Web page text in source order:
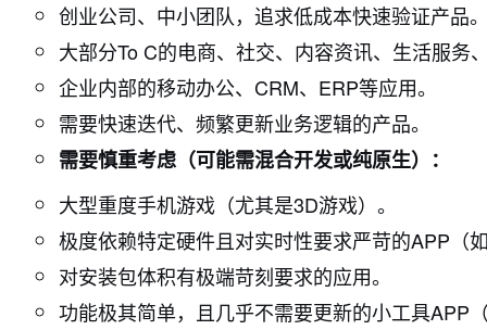
创业公司、中小团队，追求低成本快速验证产品
大部分To C的电商、社交、内容资讯、生活服务
企业内部的移动办公、CRM、ERP等应用。
需要快速迭代、频繁更新业务逻辑的产品。
需要慎重考虑（可能需混合开发或纯原生）：
大型重度手机游戏（尤其是3D游戏）。
极度依赖特定硬件且对实时性要求严苛的APP（
对安装包体积有极端苛刻要求的应用。
功能极其简单，且几乎不需要更新的小工具APP